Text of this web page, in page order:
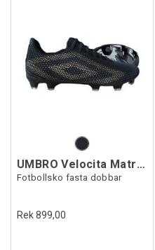
UMBRO Velocita Matrix Club FG
Fotbollsko fasta dobbar
Rek 899,00